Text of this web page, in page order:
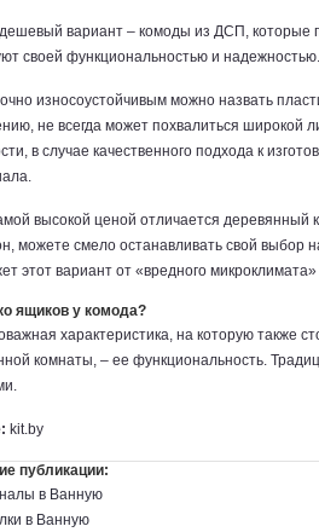
вариант – комоды из ДСП, которые
своей функциональностью и надежностью.
износоустойчивым можно назвать
не всегда может похвалиться широкой
в случае качественного подхода к
высокой ценой отличается деревянный
можете смело останавливать свой выбор
этот вариант от «вредного
ящиков у комода?
характеристика, на которую также
комнаты, – ее функциональность.
kit.by
публикации:
в Ванную
в Ванную